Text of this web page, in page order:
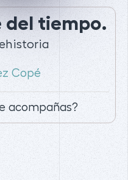
del tiempo.
Copé
acompañas?